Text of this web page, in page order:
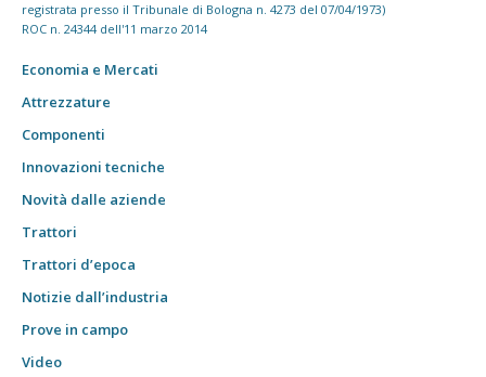
registrata presso il Tribunale di Bologna n. 4273 del 07/04/1973)
ROC n. 24344 dell'11 marzo 2014
Economia e Mercati
Attrezzature
Componenti
Innovazioni tecniche
Novità dalle aziende
Trattori
Trattori d’epoca
Notizie dall’industria
Prove in campo
Video